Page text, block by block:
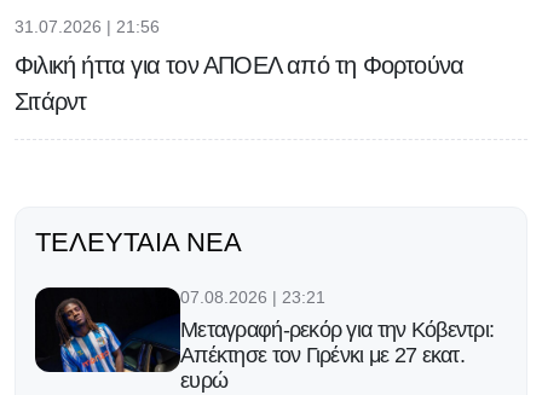
31.07.2026 | 21:56
Φιλική ήττα για τον ΑΠΟΕΛ από τη Φορτούνα
Σιτάρντ
ΤΕΛΕΥΤΑΊΑ ΝΈΑ
07.08.2026 | 23:21
Μεταγραφή-ρεκόρ για την Κόβεντρι:
Απέκτησε τον Γιρένκι με 27 εκατ.
ευρώ